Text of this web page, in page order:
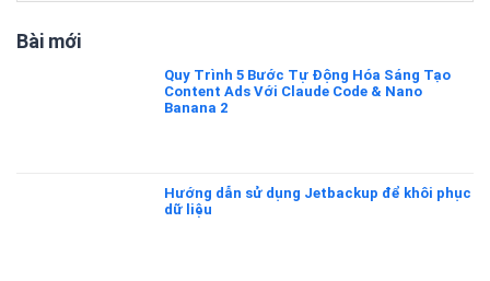
Bài mới
Quy Trình 5 Bước Tự Động Hóa Sáng Tạo
Content Ads Với Claude Code & Nano
Banana 2
Hướng dẫn sử dụng Jetbackup để khôi phục
dữ liệu